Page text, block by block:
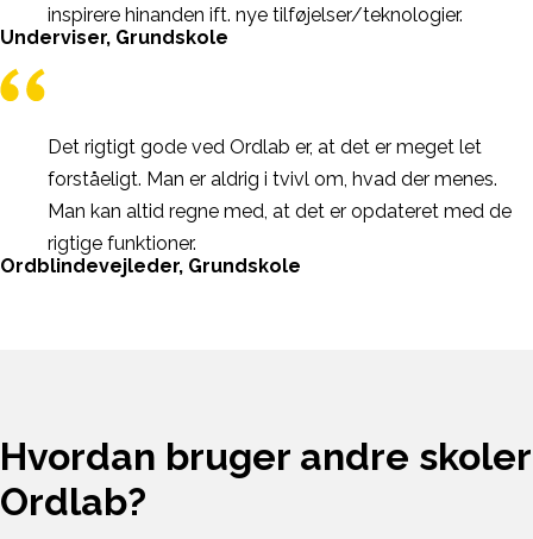
inspirere hinanden ift. nye tilføjelser/teknologier.
Underviser, Grundskole
Det rigtigt gode ved Ordlab er, at det er meget let
forståeligt. Man er aldrig i tvivl om, hvad der menes.
Man kan altid regne med, at det er opdateret med de
rigtige funktioner.
Ordblindevejleder, Grundskole
Hvordan bruger andre skoler
Ordlab?